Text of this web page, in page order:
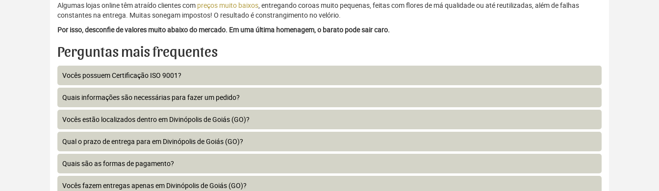
Algumas lojas online têm atraído clientes com preços muito baixos, entregando coroas muito pequenas, feitas com flores de má qualidade ou até reutilizadas, além de falhas
constantes na entrega. Muitas sonegam impostos! O resultado é constrangimento no velório.
Por isso, desconfie de valores muito abaixo do mercado. Em uma última homenagem, o barato pode sair caro.
Perguntas mais frequentes
Vocês possuem Certificação ISO 9001?
Quais informações são necessárias para fazer um pedido?
Vocês estão localizados dentro em Divinópolis de Goiás (GO)?
Qual o prazo de entrega para em Divinópolis de Goiás (GO)?
Quais são as formas de pagamento?
Vocês fazem entregas apenas em Divinópolis de Goiás (GO)?